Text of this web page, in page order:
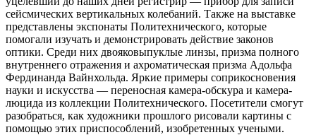
сейсмических вертикальных колебаний. Также на выставке
представлены экспонаты Политехнического, которые
помогали изучать и демонстрировать действие законов
оптики. Среди них двояковыпуклые линзы, призма полного
внутреннего отражения и ахроматическая призма Адольфа
Фердинанда Вайнхольда. Яркие примеры соприкосновения
науки и искусства — переносная камера-обскура и камера-
люцида из коллекции Политехнического. Посетители смогут
разобраться, как художники прошлого рисовали картины с
помощью этих приспособлений, изобретенных учеными.